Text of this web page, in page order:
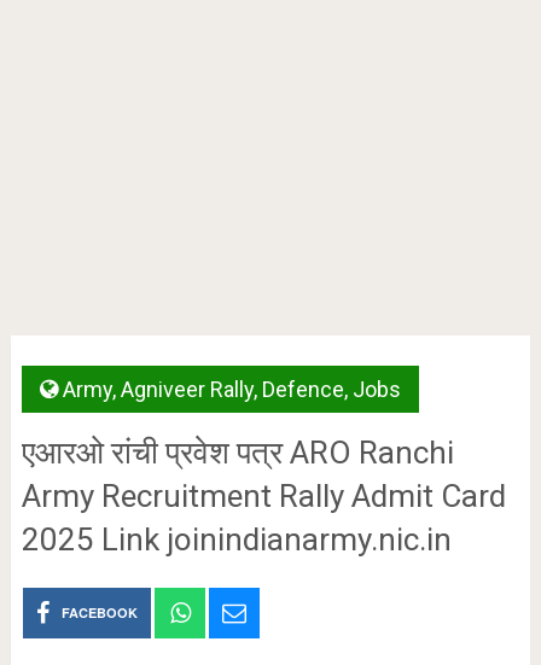
Army,Agniveer Rally, Defence, Jobs
एआरओ रांची प्रवेश पत्र ARO Ranchi
Army Recruitment Rally Admit Card
2025 Link joinindianarmy.nic.in
FACEBOOK